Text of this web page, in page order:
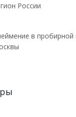
России
в пробирной